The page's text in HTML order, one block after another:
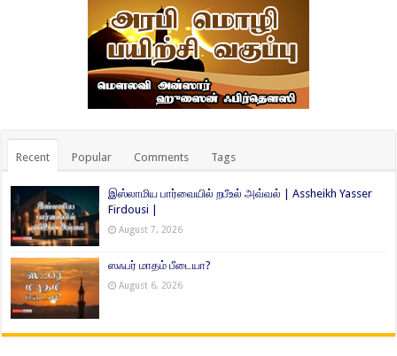
Recent Popular Comments Tags
இஸ்லாமிய பார்வையில் றபீஉல் அவ்வல் | Assheikh Yasser
Firdousi |
August 7, 2026
ஸஃபர் மாதம் பீடையா?
August 6, 2026